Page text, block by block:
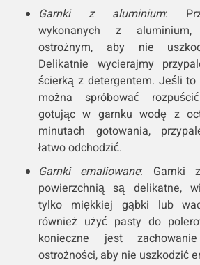
Garnki z aluminium:
wykonanych z
ostrożnym, aby nie
Delikatnie wycierajmy
ścierką z detergentem. Jeśli to
można spróbować
gotując w garnku wodę z
minutach gotowania,
łatwo odchodzić.
Garnki emaliowane: Garnki
powierzchnią są delikatne,
tylko miękkiej gąbki lub
również użyć pasty do
konieczne jest
ostrożności, aby nie uszkodzić